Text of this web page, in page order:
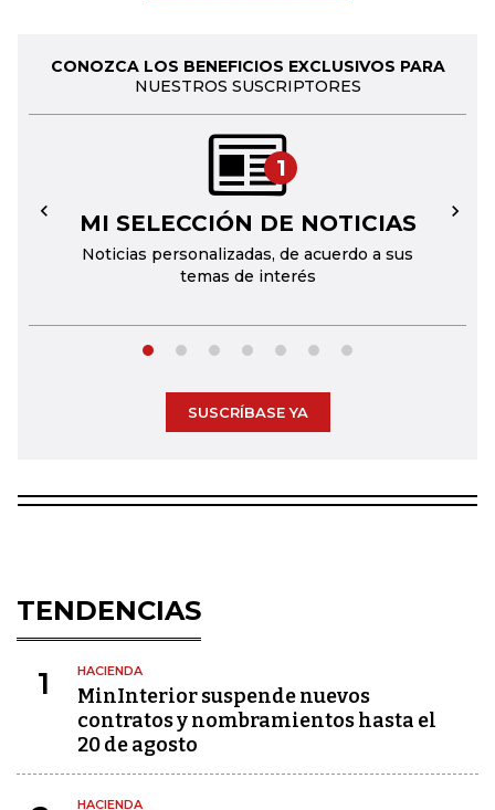
CONOZCA LOS BENEFICIOS EXCLUSIVOS PARA
NUESTROS SUSCRIPTORES
1
MI SELECCIÓN DE NOTICIAS
Noticias personalizadas, de acuerdo a sus
temas de interés
← →
SUSCRÍBASE YA
TENDENCIAS
1 HACIENDA
MinInterior suspende nuevos
contratos y nombramientos hasta el
20 de agosto
HACIENDA